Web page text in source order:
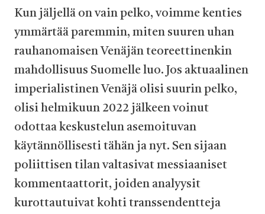
Kun jäljellä on vain pelko, voimme kenties
ymmärtää paremmin, miten suuren uhan
rauhanomaisen Venäjän teoreettinenkin
mahdollisuus Suomelle luo. Jos aktuaalinen
imperialistinen Venäjä olisi suurin pelko,
olisi helmikuun 2022 jälkeen voinut
odottaa keskustelun asemoituvan
käytännöllisesti tähän ja nyt. Sen sijaan
poliittisen tilan valtasivat messiaaniset
kommentaattorit, joiden analyysit
kurottautuivat kohti transsendentteja